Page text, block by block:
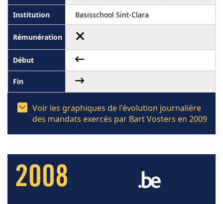
Basisschool Sint-Clara
Voir les graphiques de l'évolution journalière
des mandats exercés par Bart Vosters en 2009
2008